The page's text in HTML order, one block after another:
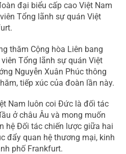
đại biểu cấp cao Việt Nam
Tổng lãnh sự quán Việt
thăm Cộng hòa Liên bang
Tổng lãnh sự quán Việt
Nguyễn Xuân Phúc thông
tiếp xúc của đoàn lần này.
Nam luôn coi Đức là đối tác
ở châu Âu và mong muốn
hệ Đối tác chiến lược giữa hai
đẩy quan hệ thương mại, kinh
phố Frankfurt.